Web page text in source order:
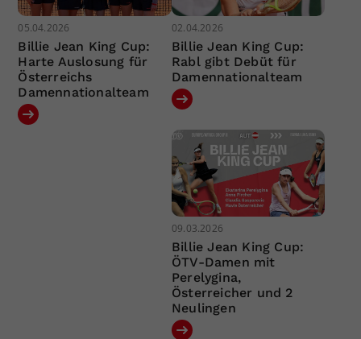
05.04.2026
Billie Jean King Cup:
Harte Auslosung für
Österreichs
Damennationalteam
02.04.2026
Billie Jean King Cup:
Rabl gibt Debüt für
Damennationalteam
09.03.2026
Billie Jean King Cup:
ÖTV-Damen mit
Perelygina,
Österreicher und 2
Neulingen